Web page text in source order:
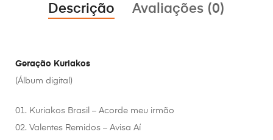
Descrição Avaliações (0)
Geração Kuriakos
(Álbum digital)
01. Kuriakos Brasil – Acorde meu irmão
02. Valentes Remidos – Avisa Aí